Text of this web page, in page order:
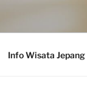
Info Wisata Jepang